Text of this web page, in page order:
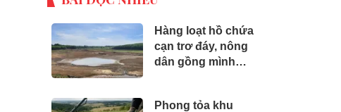
Hàng loạt hồ chứa
cạn trơ đáy, nông
dân gồng mình
Phong tỏa khu